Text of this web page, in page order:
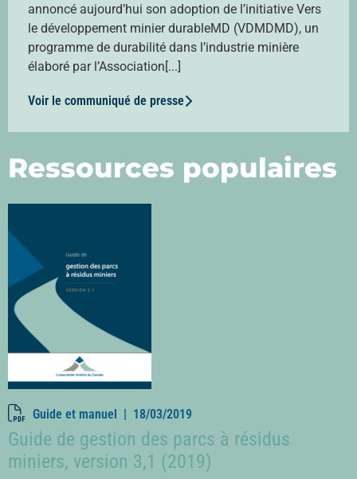
annoncé aujourd’hui son adoption de l’initiative Vers
le développement minier durableMD (VDMDMD), un
programme de durabilité dans l’industrie minière
élaboré par l’Association[...]
Voir le communiqué de presse
Ressources populaires
Guide et manuel | 18/03/2019
Guide de gestion des parcs à résidus
miniers, version 3,1 (2019)